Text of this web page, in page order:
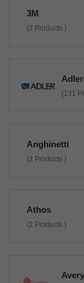
3M
(2 Products )
(131
Anghinetti
(2 Products )
Athos
(2 Products )